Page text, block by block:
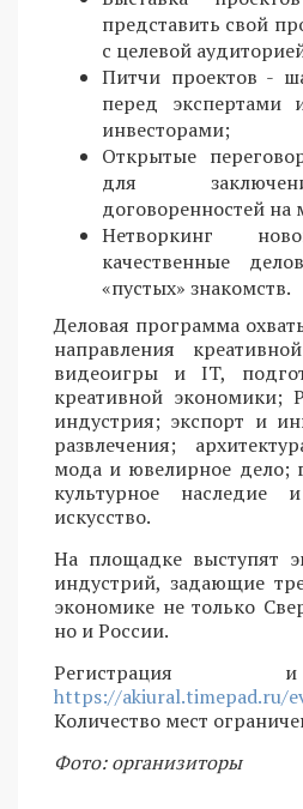
представить свой
с целевой
Питчи проектов -
перед экспертами
инвесторами;
Открытые
для
договоренностей на
Нетворкинг
качественные
«пустых» знакомств.
Деловая программа
направления
видеоигры и IT,
креативной экономики;
индустрия; экспорт и
развлечения;
мода и ювелирное дело;
культурное наследие
искусство.
На площадке выступят
индустрий, задающие
экономике не только
но и России.
https://akiural.timepad.ru/
Количество мест
Фото: организиторы